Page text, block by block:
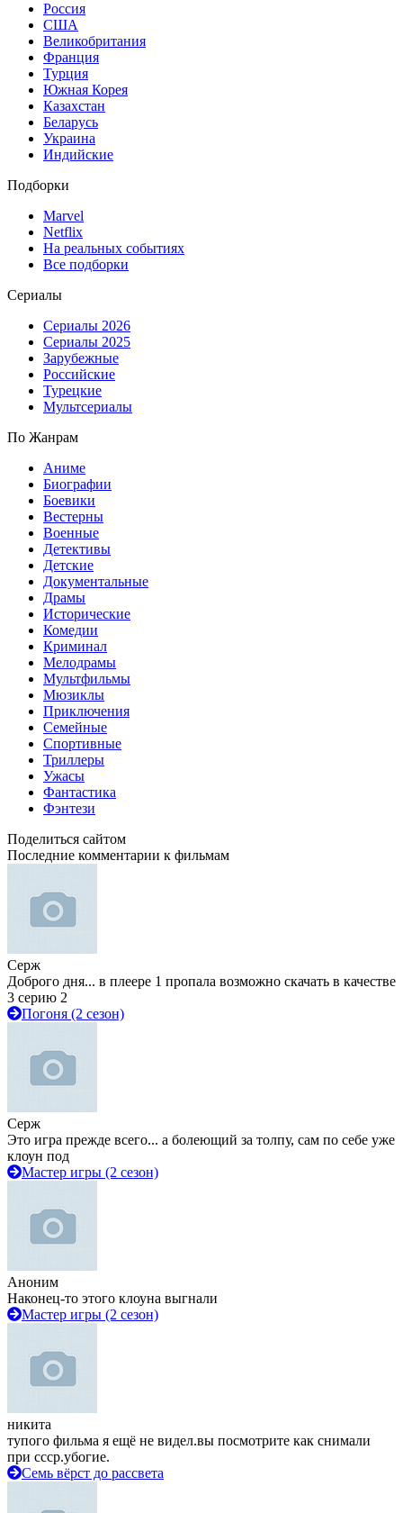
Россия
США
Великобритания
Франция
Турция
Южная Корея
Казахстан
Беларусь
Украина
Индийские
Подборки
Marvel
Netflix
На реальных событиях
Все подборки
Сериалы
Сериалы 2026
Сериалы 2025
Зарубежные
Российские
Турецкие
Мультсериалы
По Жанрам
Аниме
Биографии
Боевики
Вестерны
Военные
Детективы
Детские
Документальные
Драмы
Исторические
Комедии
Криминал
Мелодрамы
Мультфильмы
Мюзиклы
Приключения
Семейные
Спортивные
Триллеры
Ужасы
Фантастика
Фэнтези
Поделиться сайтом
Последние комментарии к фильмам
Серж
Доброго дня... в плеере 1 пропала возможно скачать в качестве
3 серию 2
Погоня (2 сезон)
Серж
Это игра прежде всего... а болеющий за толпу, сам по себе уже
клоун под
Мастер игры (2 сезон)
Аноним
Наконец-то этого клоуна выгнали
Мастер игры (2 сезон)
никита
тупого фильма я ещё не видел.вы посмотрите как снимали
при ссср.убогие.
Семь вёрст до рассвета